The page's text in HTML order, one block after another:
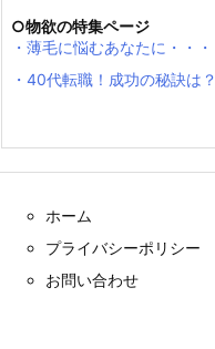
○物欲の特集ページ
・薄毛に悩むあなたに・・・
・40代転職！成功の秘訣は？
ホーム
プライバシーポリシー
お問い合わせ